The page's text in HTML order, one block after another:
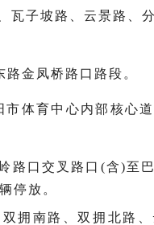
瓦子坡路、云景路、
金凤桥路口路段。
体育中心内部核心道
口交叉路口(含)至巴
停放。
拥南路、双拥北路